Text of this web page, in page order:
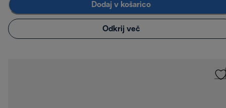
Dodaj v košarico
Odkrij več